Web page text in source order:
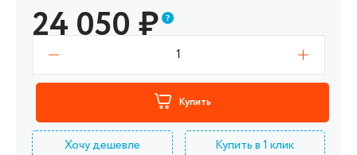
24 050₽
1
Купить
Хочу дешевле Купить в 1 клик